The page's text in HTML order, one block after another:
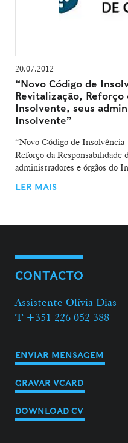
20.07.2012
“Novo Código de
Revitalização, Reforço
Insolvente, seus
Insolvente”
“Novo Código de Insolvência
Reforço da Responsabilidade
administradores e órgãos do
LER MAIS
CONTACTO
Assistente Olívia Dias
T +351 226 052 388
ENVIAR MENSAGEM
GRAVAR VCARD
DOWNLOAD CV